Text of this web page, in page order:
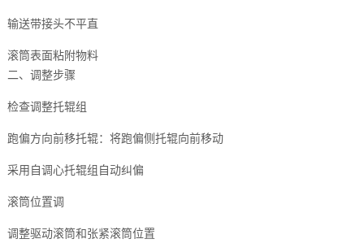
输送带接头不平直
滚筒表面粘附物料
二、调整步骤
检查调整托辊组
跑偏方向前移托辊：将跑偏侧托辊向前移动
采用自调心托辊组自动纠偏
滚筒位置调
调整驱动滚筒和张紧滚筒位置